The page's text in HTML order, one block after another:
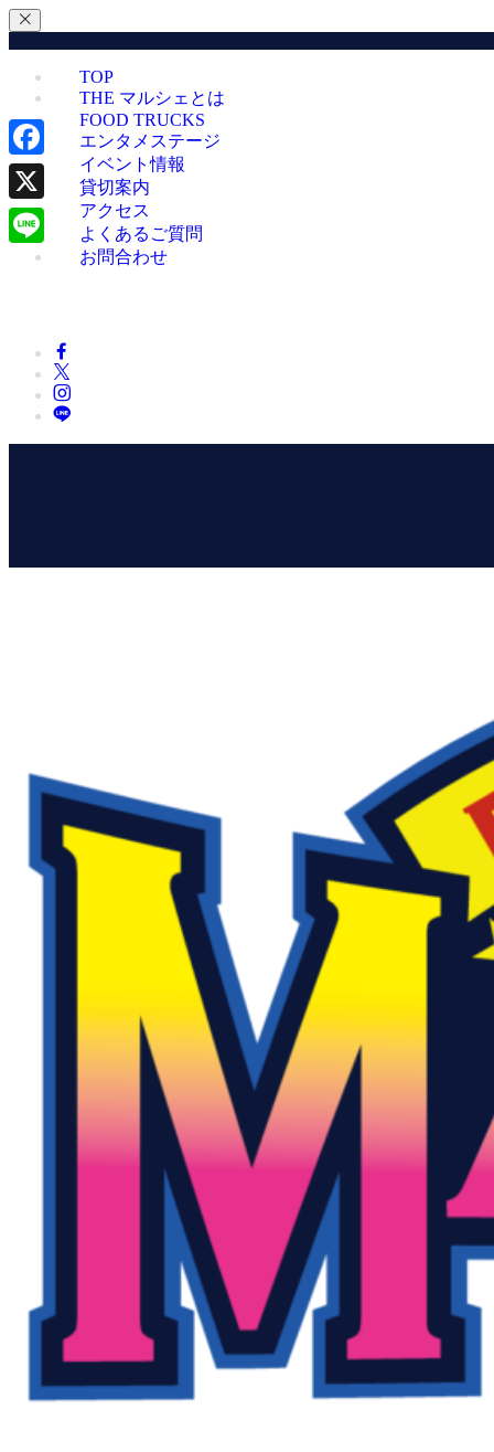
TOP
THE マルシェとは
FOOD TRUCKS
エンタメステージ
イベント情報
貸切案内
アクセス
よくあるご質問
お問合わせ
Facebook
X
Line